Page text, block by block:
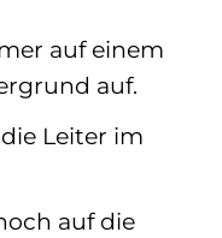
auf einem
auf.
Leiter im
auf die